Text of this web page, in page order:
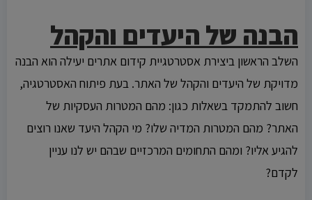
הבנה של היעדים והקהל
השלב הראשון ביצירת אסטרטגיית קידום אתרים יעילה הוא הבנה
מדויקת של היעדים והקהל של האתר. בעת פיתוח האסטרטגיה,
חשוב להתמקד בשאלות כגון: מהם המטרות העסקיות של
האתר? מהם המטרות המדיה שלו? מי הקהל היעד שאנו רוצים
להגיע אליו? ומהם התחומים המרכזיים שבהם יש לנו עניין
לקדם?